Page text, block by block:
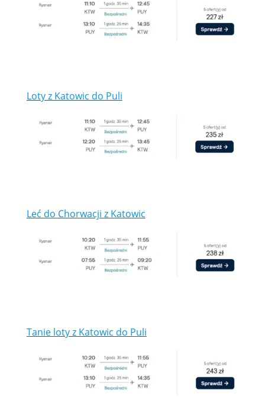
Loty z Katowic do Puli
Leć do Chorwacji z Katowic
Tanie loty z Katowic do Puli